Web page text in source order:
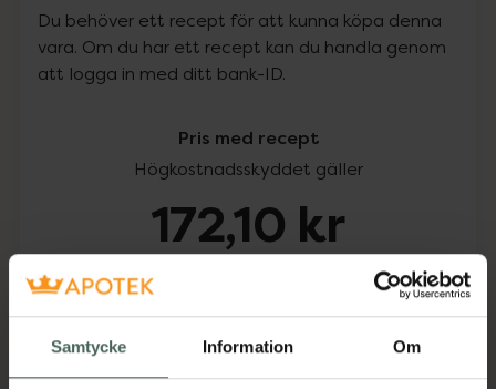
Samtycke Information Om
Du behöver ett recept för att kunna köpa denna
vara. Om du har ett recept kan du handla genom
att logga in med ditt bank-ID.
Pris med recept
Högkostnadsskyddet gäller
172,10 kr
Köp via ditt recept